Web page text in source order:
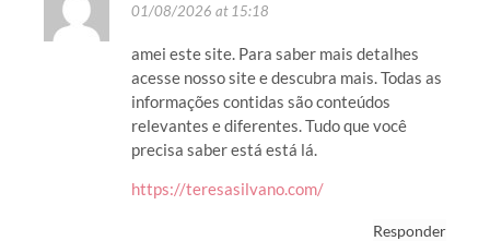
01/08/2026 at 15:18
amei este site. Para saber mais detalhes
acesse nosso site e descubra mais. Todas as
informações contidas são conteúdos
relevantes e diferentes. Tudo que você
precisa saber está está lá.
https://teresasilvano.com/
Responder